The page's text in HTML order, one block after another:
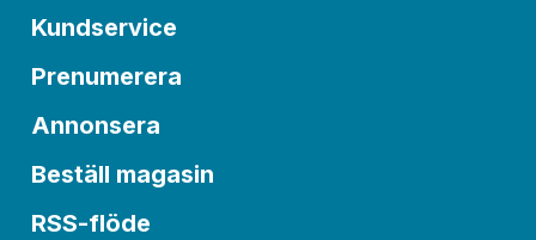
Kundservice
Prenumerera
Annonsera
Beställ magasin
RSS-flöde